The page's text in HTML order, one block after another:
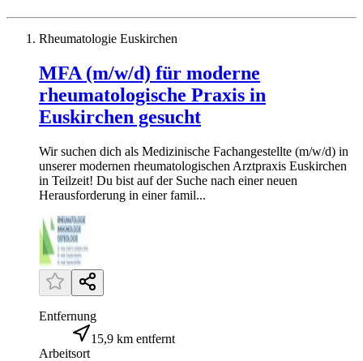
Rheumatologie Euskirchen
MFA (m/w/d) für moderne
rheumatologische Praxis in
Euskirchen gesucht
Wir suchen dich als Medizinische Fachangestellte (m/w/d) in
unserer modernen rheumatologischen Arztpraxis Euskirchen
in Teilzeit! Du bist auf der Suche nach einer neuen
Herausforderung in einer famil...
Entfernung
15,9 km entfernt
Arbeitsort